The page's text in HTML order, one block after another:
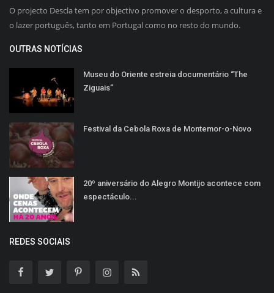
O projecto Descla tem por objectivo promover o desporto, a cultura e
o lazer português, tanto em Portugal como no resto do mundo.
OUTRAS NOTÍCIAS
Museu do Oriente estreia documentário “The
Ziguais”
Festival da Cebola Roxa de Montemor-o-Novo
20º aniversário do Alegro Montijo acontece com
espectáculo...
REDES SOCIAIS